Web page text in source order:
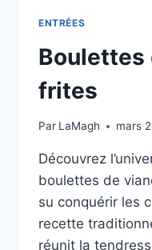
ENTRÉES
Boulettes
frites
Par LaMagh mars
Découvrez
boulettes de
su conquérir les
recette
réunit la